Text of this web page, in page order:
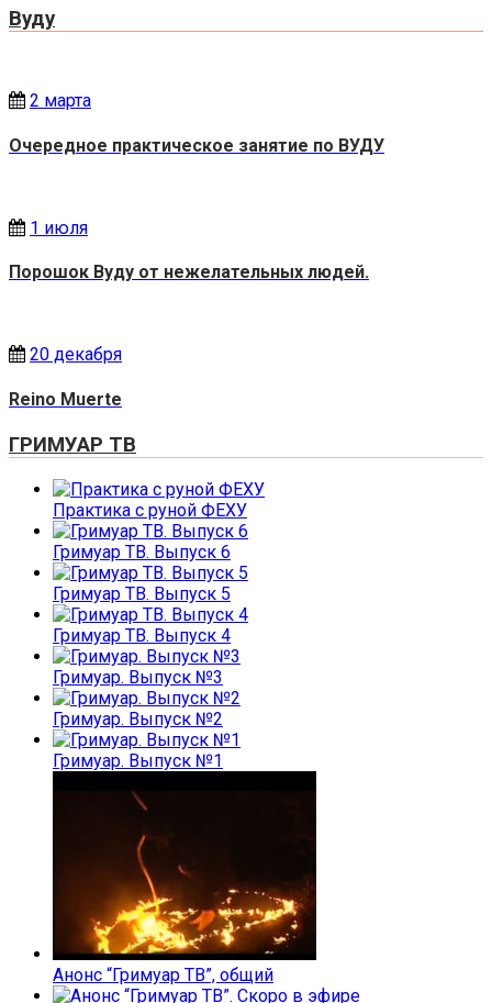
Вуду
2 марта
Очередное практическое занятие по ВУДУ
1 июля
Порошок Вуду от нежелательных людей.
20 декабря
Reino Muerte
ГРИМУАР ТВ
Практика с руной ФЕХУ
Гримуар ТВ. Выпуск 6
Гримуар ТВ. Выпуск 5
Гримуар ТВ. Выпуск 4
Гримуар. Выпуск №3
Гримуар. Выпуск №2
Гримуар. Выпуск №1
Анонс “Гримуар ТВ”, общий